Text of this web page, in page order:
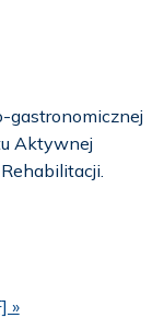
gastronomicznej
Aktywnej
»